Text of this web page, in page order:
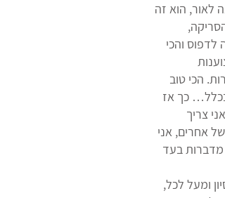
לאור, הוא זה
לדפוס והכי
הכי טוב
כך אז
צריך
אחרים, אני
מדברות בעד
ומעל לכל,